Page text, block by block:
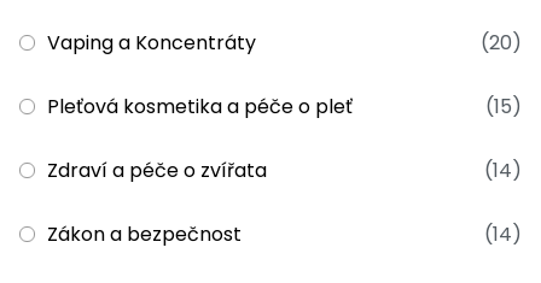
Vaping a Koncentráty (20)
Pleťová kosmetika a péče o pleť (15)
Zdraví a péče o zvířata (14)
Zákon a bezpečnost (14)